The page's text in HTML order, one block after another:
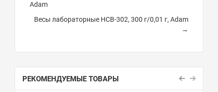
Adam
Весы лабораторные HCB-302, 300 г/0,01 г, Adam
→
РЕКОМЕНДУЕМЫЕ ТОВАРЫ